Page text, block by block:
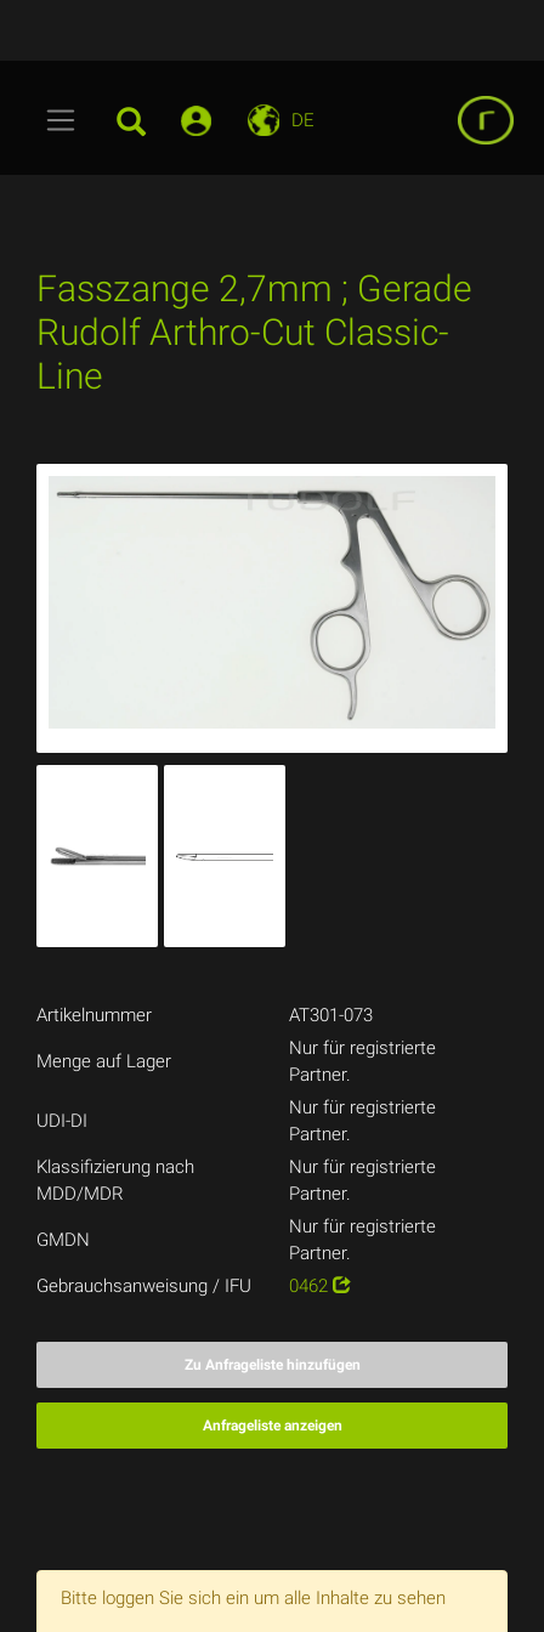
DE
Fasszange 2,7mm ; Gerade
Rudolf Arthro-Cut Classic-
Line
Artikelnummer AT301-073
Menge auf Lager
Nur für registrierte
Partner.
UDI-DI
Nur für registrierte
Partner.
Klassifizierung nach
MDD/MDR
Nur für registrierte
Partner.
GMDN
Nur für registrierte
Partner.
Gebrauchsanweisung / IFU
0462
Zu Anfrageliste hinzufügen
Anfrageliste anzeigen
Bitte loggen Sie sich ein um alle Inhalte zu sehen